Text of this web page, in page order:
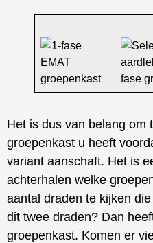
Het is dus van belang om
groepenkast u heeft
variant aanschaft. Het is
achterhalen welke
aantal draden te kijken
dit twee draden? Dan
groepenkast. Komen er